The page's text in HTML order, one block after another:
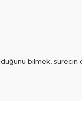
bilmek, sürecin